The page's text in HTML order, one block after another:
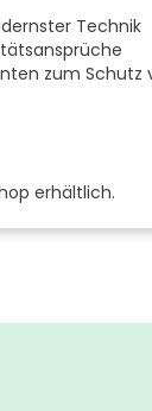
Technik
zum Schutz
erhältlich.